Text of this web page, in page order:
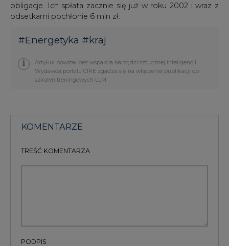
obligacje. Ich spłata zacznie się już w roku 2002 i wraz z
odsetkami pochłonie 6 mln zł.
#Energetyka #kraj
Artykuł powstał bez wsparcia narzędzi sztucznej inteligencji.
Wydawca portalu CIRE zgadza się na włączenie publikacji do
szkoleń treningowych LLM.
KOMENTARZE
TREŚĆ KOMENTARZA
PODPIS